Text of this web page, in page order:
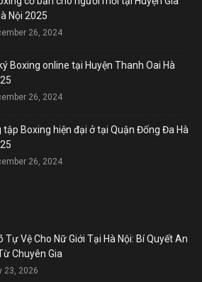
Nội 2025
26, 2024
Boxing online tại Huyện Thanh Oai Hà
26, 2024
tập Boxing hiện đại ở tại Quận Đống Đa Hà
26, 2024
Tự Vệ Cho Nữ Giới Tại Hà Nội: Bí Quyết An
Chuyên Gia
23, 2026